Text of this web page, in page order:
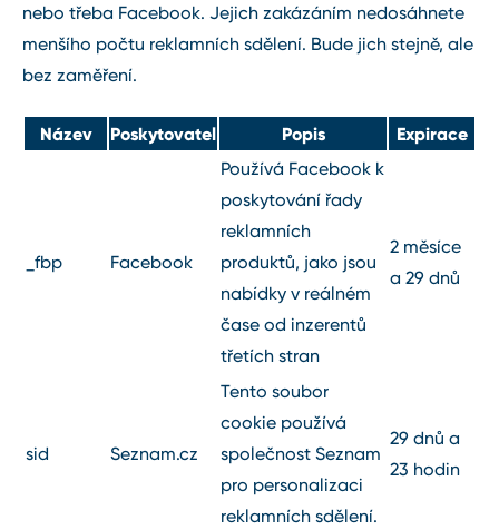
nebo třeba Facebook. Jejich zakázáním nedosáhnete
menšího počtu reklamních sdělení. Bude jich stejně, ale
bez zaměření.
Název Poskytovatel Popis Expirace
_fbp Facebook
Používá Facebook k
poskytování řady
reklamních
produktů, jako jsou
nabídky v reálném
čase od inzerentů
třetích stran
2 měsíce
a 29 dnů
sid Seznam.cz
Tento soubor
cookie používá
společnost Seznam
pro personalizaci
reklamních sdělení.
29 dnů a
23 hodin